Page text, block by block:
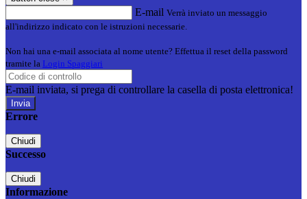
E-mail Verrà inviato un messaggio
all'indirizzo indicato con le istruzioni necessarie.
Non hai una e-mail associata al nome utente? Effettua il reset della password
tramite la Login Spaggiari
E-mail inviata, si prega di controllare la casella di posta elettronica!
Errore
Chiudi
Successo
Chiudi
Informazione